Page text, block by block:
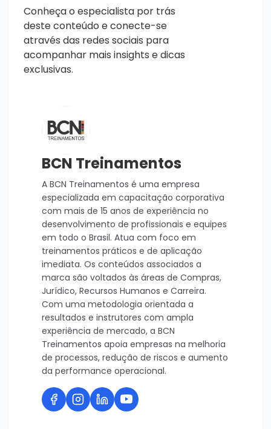
Conheça o especialista por trás
deste conteúdo e conecte-se
através das redes sociais para
acompanhar mais insights e dicas
exclusivas.
BCN Treinamentos
A BCN Treinamentos é uma empresa
especializada em capacitação corporativa
com mais de 15 anos de experiência no
desenvolvimento de profissionais e equipes
em todo o Brasil. Atua com foco em
treinamentos práticos e de aplicação
imediata. Os conteúdos associados a
marca são voltados às áreas de Compras,
Jurídico, Recursos Humanos e Carreira.
Com uma metodologia orientada a
resultados e instrutores com ampla
experiência de mercado, a BCN
Treinamentos apoia empresas na melhoria
de processos, redução de riscos e aumento
da performance operacional.